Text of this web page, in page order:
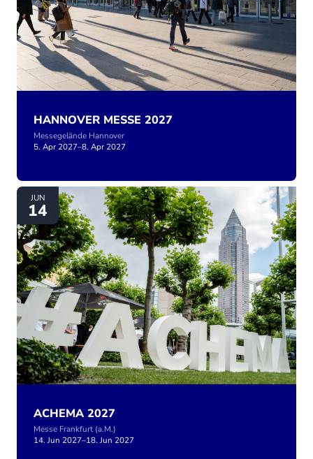
HANNOVER MESSE 2027
Messegelände Hannover
5. Apr 2027–8. Apr 2027
JUN
14
ACHEMA 2027
Messe Frankfurt (a.M.)
14. Jun 2027–18. Jun 2027
ACHEMA 2027